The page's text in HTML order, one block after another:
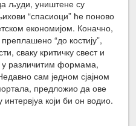
људи, уништене су
“спасиоци” ће поново
економијом. Коначно,
“до костију”,
сваку критичку свест и
у различитим формама,
сам једном сјајном
предложио да ове
који би он водио.